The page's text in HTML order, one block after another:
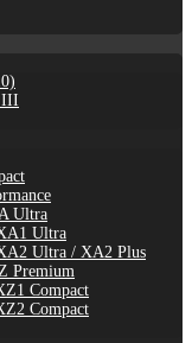
III
Ultra
Ultra
Ultra / XA2 Plus
Premium
Compact
Compact